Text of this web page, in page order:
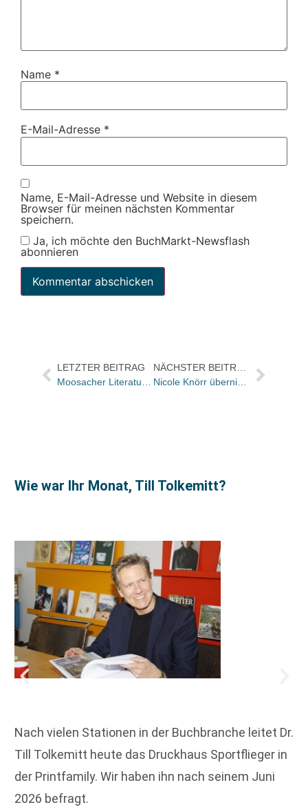
Name *
E-Mail-Adresse *
Name, E-Mail-Adresse und Website in diesem
Browser für meinen nächsten Kommentar
speichern.
Ja, ich möchte den BuchMarkt-Newsflash
abonnieren
LETZTER BEITRAG
Moosacher Literaturnacht mit glanzvollem Start
NÄCHSTER BEITRAG
Nicole Knörr übernimmt Vertriebs- und Marketingleiterin bei Lauinger
Wie war Ihr Monat, Till Tolkemitt?
Nach vielen Stationen in der Buchbranche leitet Dr.
Till Tolkemitt heute das Druckhaus Sportflieger in
der Printfamily. Wir haben ihn nach seinem Juni
2026 befragt.